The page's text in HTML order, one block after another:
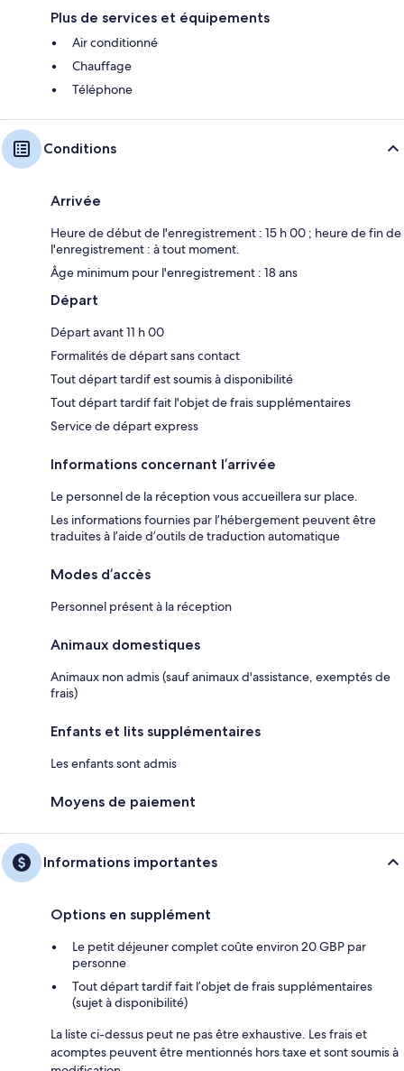
Plus de services et équipements
Air conditionné
Chauffage
Téléphone
Conditions
Arrivée
Heure de début de l'enregistrement : 15 h 00 ; heure de fin de
l'enregistrement : à tout moment.
Âge minimum pour l'enregistrement : 18 ans
Départ
Départ avant 11 h 00
Formalités de départ sans contact
Tout départ tardif est soumis à disponibilité
Tout départ tardif fait l'objet de frais supplémentaires
Service de départ express
Informations concernant l’arrivée
Le personnel de la réception vous accueillera sur place.
Les informations fournies par l’hébergement peuvent être
traduites à l’aide d’outils de traduction automatique
Modes d’accès
Personnel présent à la réception
Animaux domestiques
Animaux non admis (sauf animaux d'assistance, exemptés de
frais)
Enfants et lits supplémentaires
Les enfants sont admis
Moyens de paiement
Informations importantes
Options en supplément
Le petit déjeuner complet coûte environ 20 GBP par
personne
Tout départ tardif fait l’objet de frais supplémentaires
(sujet à disponibilité)
La liste ci-dessus peut ne pas être exhaustive. Les frais et
acomptes peuvent être mentionnés hors taxe et sont soumis à